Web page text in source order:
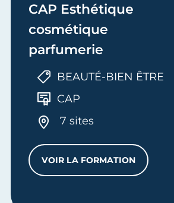
CAP Esthétique
cosmétique
parfumerie
BEAUTÉ-BIEN ÊTRE
CAP
7 sites
VOIR LA FORMATION
CAP ESTHÉTIQUE